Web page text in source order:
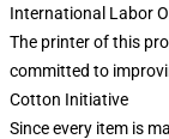
International Labor
The printer of this
committed to
Cotton Initiative
Since every item is